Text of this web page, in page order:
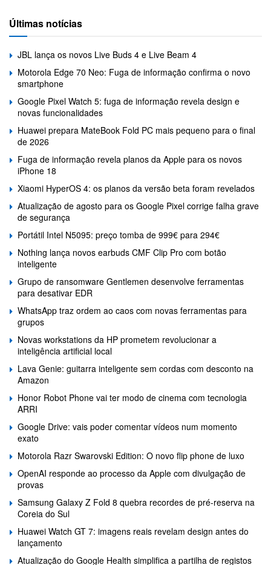
Últimas notícias
JBL lança os novos Live Buds 4 e Live Beam 4
Motorola Edge 70 Neo: Fuga de informação confirma o novo
smartphone
Google Pixel Watch 5: fuga de informação revela design e
novas funcionalidades
Huawei prepara MateBook Fold PC mais pequeno para o final
de 2026
Fuga de informação revela planos da Apple para os novos
iPhone 18
Xiaomi HyperOS 4: os planos da versão beta foram revelados
Atualização de agosto para os Google Pixel corrige falha grave
de segurança
Portátil Intel N5095: preço tomba de 999€ para 294€
Nothing lança novos earbuds CMF Clip Pro com botão
inteligente
Grupo de ransomware Gentlemen desenvolve ferramentas
para desativar EDR
WhatsApp traz ordem ao caos com novas ferramentas para
grupos
Novas workstations da HP prometem revolucionar a
inteligência artificial local
Lava Genie: guitarra inteligente sem cordas com desconto na
Amazon
Honor Robot Phone vai ter modo de cinema com tecnologia
ARRI
Google Drive: vais poder comentar vídeos num momento
exato
Motorola Razr Swarovski Edition: O novo flip phone de luxo
OpenAI responde ao processo da Apple com divulgação de
provas
Samsung Galaxy Z Fold 8 quebra recordes de pré-reserva na
Coreia do Sul
Huawei Watch GT 7: imagens reais revelam design antes do
lançamento
Atualização do Google Health simplifica a partilha de registos